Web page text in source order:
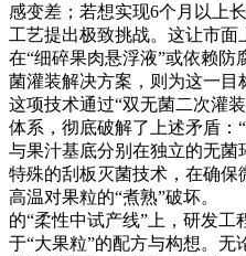
感变差；若想实现6个月以上
工艺提出极致挑战。这让市面
在“细碎果肉悬浮液”或依赖防
菌灌装解决方案，则为这一目
这项技术通过“双无菌二次灌
体系，彻底破解了上述矛盾：
与果汁基底分别在独立的无菌
特殊的刮板灭菌技术，在确保
高温对果粒的“煮熟”破坏。
的“柔性中试产线”上，研发工
于“大果粒”的配方与构想。无